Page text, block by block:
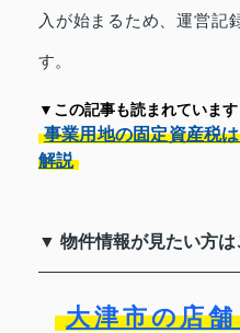
入が始まるため、運営記
す。
▼この記事も読まれています
事業用地の固定資産税
解説
▼ 物件情報が見たい方
大津市の店